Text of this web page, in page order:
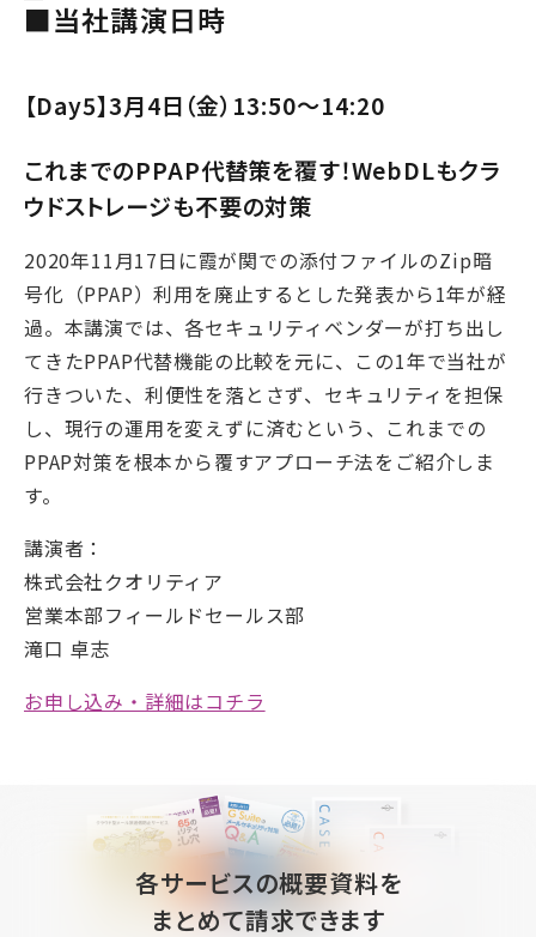
■当社講演日時
【Day5】3月4日（金）13:50～14:20
これまでのPPAP代替策を覆す！WebDLもクラ
ウドストレージも不要の対策
2020年11月17日に霞が関での添付ファイルのZip暗
号化（PPAP）利用を廃止するとした発表から1年が経
過。本講演では、各セキュリティベンダーが打ち出し
てきたPPAP代替機能の比較を元に、この1年で当社が
行きついた、利便性を落とさず、セキュリティを担保
し、現行の運用を変えずに済むという、これまでの
PPAP対策を根本から覆すアプローチ法をご紹介しま
す。
講演者：
株式会社クオリティア
営業本部フィールドセールス部
滝口 卓志
お申し込み・詳細はコチラ
各サービスの概要資料を
まとめて請求できます